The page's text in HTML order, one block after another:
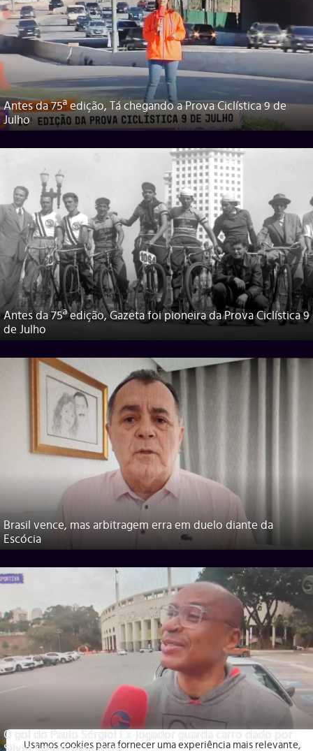
Antes da 75ª edição, Tá chegando a Prova Ciclística 9 de
Julho
Antes da 75ª edição, Gazeta foi pioneira da Prova Ciclística 9
de Julho
Brasil vence, mas arbitragem erra em duelo diante da
Escócia
O gol do Paulo Sérgio! Ex-jogador guarda carro dado por
Usamos cookies para fornecer uma experiência mais relevante,